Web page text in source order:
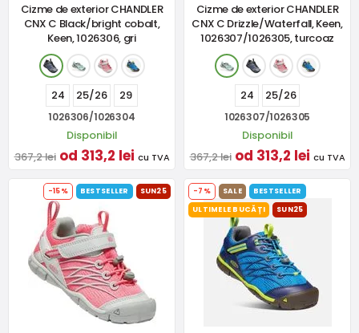
Cizme de exterior CHANDLER
CNX C Black/bright cobalt,
Keen, 1026306, gri
24 25/26 29
1026306/1026304
Disponibil
367,2 lei od 313,2 lei cu TVA
Cizme de exterior CHANDLER
CNX C Drizzle/Waterfall, Keen,
1026307/1026305, turcoaz
24 25/26
1026307/1026305
Disponibil
367,2 lei od 313,2 lei cu TVA
-15% BESTSELLER SUN25 -7% SALE
BESTSELLER
ULTIMELE BUCĂȚI
SUN25